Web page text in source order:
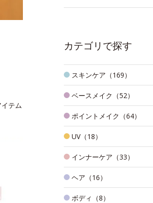
テム
カテゴリで探す
スキンケア（169）
ベースメイク（52）
ポイントメイク（64）
UV（18）
インナーケア（33）
ヘア（16）
ボディ（8）